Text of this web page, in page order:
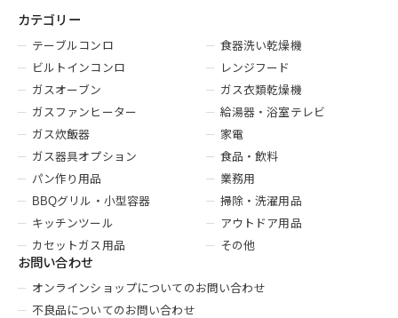
カテゴリー
テーブルコンロ
ビルトインコンロ
ガスオーブン
ガスファンヒーター
ガス炊飯器
ガス器具オプション
パン作り用品
BBQグリル・小型容器
キッチンツール
カセットガス用品
食器洗い乾燥機
レンジフード
ガス衣類乾燥機
給湯器・浴室テレビ
家電
食品・飲料
業務用
掃除・洗濯用品
アウトドア用品
その他
お問い合わせ
オンラインショップについてのお問い合わせ
不良品についてのお問い合わせ